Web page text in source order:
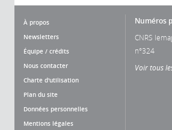
À propos
Newsletters
Équipe / crédits
Nous contacter
Charte d'utilisation
Plan du site
Données personnelles
Mentions légales
Numéros
CNRS
n°324
Voir tous